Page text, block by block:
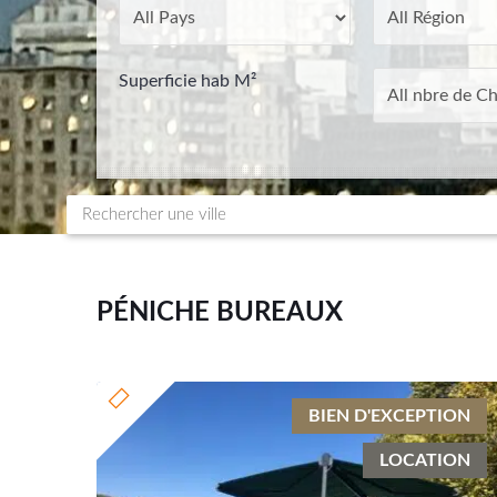
Superficie hab M²
PÉNICHE BUREAUX
BIEN D'EXCEPTION
LOCATION